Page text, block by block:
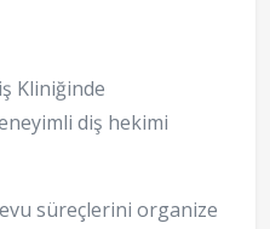
Kliniğinde
diş hekimi
süreçlerini organize